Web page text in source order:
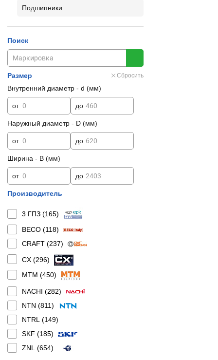
Подшипники
Поиск
Размер Сбросить
Внутренний диаметр - d (мм)
от до
Наружный диаметр - D (мм)
от до
Ширина - B (мм)
от до
Производитель
3 ГПЗ (165)
BECO (118)
CRAFT (237)
CX (296)
MTM (450)
NACHI (282)
NTN (811)
NTRL (149)
SKF (185)
ZNL (654)